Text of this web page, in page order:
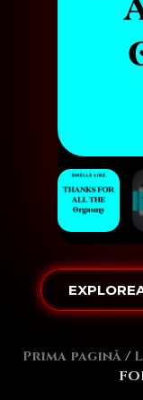
Prima pagină/